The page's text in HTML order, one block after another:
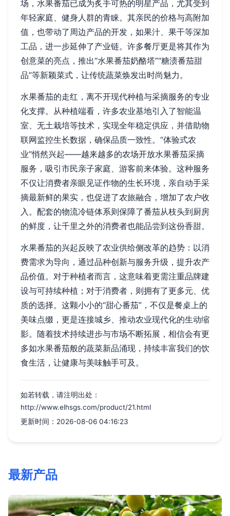
场，水果番茄已成为炙手可热的明星产品，尤其受到
年轻家庭、健身人群的青睐。其亲民的价格与高附加
值，也带动了周边产品的开发，如果汁、果干等深加
工品，进一步延伸了产业链。许多餐厅更是将其作为
创意菜的亮点，推出“水果番茄奶酪塔”“糖渍番茄甜
品”等新颖菜式，让传统蔬菜焕发出时尚魅力。
水果番茄的走红，离不开现代种植与采摘服务的专业
化支撑。从种植端看，许多农业基地引入了智能温
室、无土栽培等技术，实现全年稳定供应，并借助物
联网监控生长数据，确保品质一致性。“体验式农
业”悄然兴起——越来越多的农场开放水果番茄采摘
服务，吸引市民亲子家庭、游客前来体验。这种服务
不仅让消费者亲眼见证作物的生长环境，亲自动手采
摘最新鲜的果实，也促进了农旅融合，增加了农户收
入。配套的物流冷链体系则保障了番茄从枝头到厨房
的鲜度，让千里之外的消费者也能品尝到这份香甜。
水果番茄的兴起反映了农业供给侧改革的趋势：以消
费需求为导向，通过品种创新与服务升级，提升农产
品价值。对于种植者而言，这意味着更需注重品牌建
设与可持续种植；对于消费者，则拥有了更多元、优
质的选择。这颗小小的“甜心番茄”，不仅是餐桌上的
美味点缀，更是连接城乡、推动农业现代化的生动缩
影。随着技术持续进步与市场不断拓展，相信会有更
多如水果番茄般的蔬菜新品涌现，持续丰富我们的饮
食生活，让健康与美味触手可及。
如若转载，请注明出处：
http://www.elhsgs.com/product/21.html
更新时间：2026-08-06 04:16:23
最新产品